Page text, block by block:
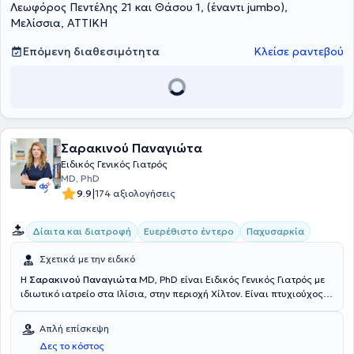
ιδιωτικό του ιατρείο, είναι Ιατρός Επειγόντων και Χρόνιων
Περιστατικών του Πολυϊατρείου "Medifirst", Επιμελητής του
Νοσοκομείο Αθηνών και συνεργάζεται με τη Στέγη Φροντίδας
σε Σχολείο Νοσοκόμου Μάχης, στη Διεύθυνση Ειδικών Δυνάμεων
Στρατού Ξηράς, καθώς και της Ιατρικής Σχολής του Εθνικού και
Λεωφόρος Πεντέλης 21 και Θάσου 1, (έναντι jumbo),
Μελίσσια, ΑΤΤΙΚΗ
Επόμενη διαθεσιμότητα
Κλείσε ραντεβού
Σαρακινού Παναγιώτα
Ειδικός Γενικός Γιατρός
MD, PhD
9.9|174 αξιολογήσεις
Δίαιτα και διατροφή Ευερέθιστο έντερο Παχυσαρκία
Σχετικά με την ειδικό
Η Σαρακινού Παναγιώτα MD, PhD είναι Ειδικός Γενικός Γιατρός με
ιδιωτικό ιατρείο στα Ιλίσια, στην περιοχή Χίλτον. Είναι πτυχιούχος
(Universita di Roma "La Sapienza") με μεταπτυχιακούς τίτλους
σπουδών στην Κλινική διατροφή και στη Διαβητολογία από το ίδιο
Πανεπιστήμιο. Εξειδικεύεται στην Πρωτοβάθμια Υποστηρικτική -
Απλή επίσκεψη
Δες το κόστος